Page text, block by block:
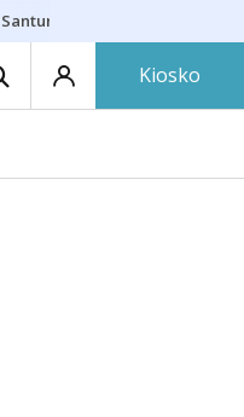
Kiosko